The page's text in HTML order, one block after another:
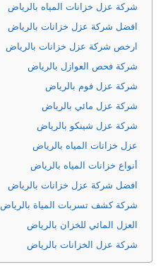
شركة عزل خزانات المياه بالرياض
افضل شركة عزل خزانات بالرياض
ارخص شركة عزل خزانات بالرياض
شركة فحص العوازل بالرياض
شركة عزل فوم بالرياض
شركة عزل مائي بالرياض
شركة عزل شينكو بالرياض
عزل خزانات المياه بالرياض
أنواع خزانات المياه بالرياض
افضل شركة عزل خزانات بالرياض
شركة كشف تسربات المياة بالرياض
العزل المائي للخزان بالرياض
شركة عزل الخزانات بالرياض